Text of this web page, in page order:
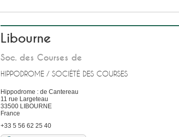
Libourne
Soc. des Courses de
HIPPODROME / SOCIÉTÉ DES COURSES
Hippodrome : de Cantereau
11 rue Largeteau
33500 LIBOURNE
France
+33 5 56 62 25 40